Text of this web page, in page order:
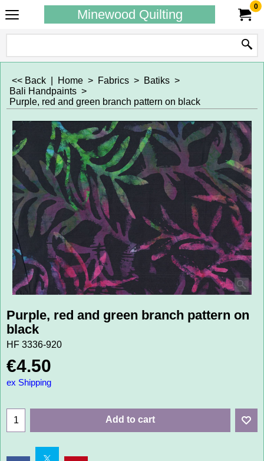
Minewood Quilting
0
<< Back Home > Fabrics > Batiks >
Bali Handpaints >
Purple, red and green branch pattern on black
Purple, red and green branch pattern on
black
HF 3336-920
€4.50
ex Shipping
Add to cart